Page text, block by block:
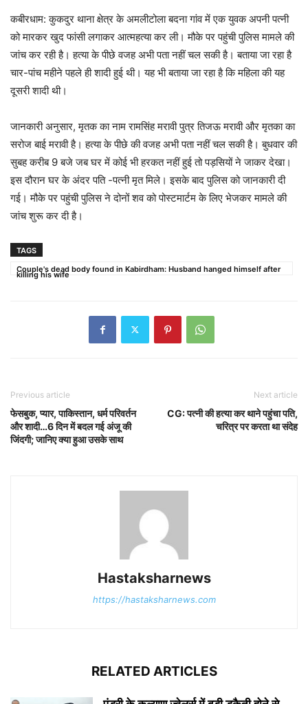
कबीरधाम: कुकदुर थाना क्षेत्र के अमलीटोला बदना गांव में एक युवक अपनी पत्नी
को मारकर खुद फांसी लगाकर आत्महत्या कर ली। मौके पर पहुंची पुलिस मामले की
जांच कर रही है। हत्या के पीछे वजह अभी पता नहीं चल सकी है। बताया जा रहा है
चार-पांच महीने पहले ही शादी हुई थी। यह भी बताया जा रहा है कि महिला की यह
दूसरी शादी थी।
जानकारी अनुसार, मृतक का नाम रामसिंह मरावी पुत्र तिजऊ मरावी और मृतका का
सरोज बाई मरावी है। हत्या के पीछे की वजह अभी पता नहीं चल सकी है। बुधवार की
सुबह करीब 9 बजे जब घर में कोई भी हरकत नहीं हुई तो पड़सियों ने जाकर देखा।
इस दौरान घर के अंदर पति -पत्नी मृत मिले। इसके बाद पुलिस को जानकारी दी
गई। मौके पर पहुंची पुलिस ने दोनों शव को पोस्टमार्टम के लिए भेजकर मामले की
जांच शुरू कर दी है।
TAGS
Couple's dead body found in Kabirdham: Husband hanged himself after
killing his wife
Previous article
फेसबुक, प्यार, पाकिस्तान, धर्म परिवर्तन
और शादी…6 दिन में बदल गई अंजू की
जिंदगी; जानिए क्या हुआ उसके साथ
Next article
CG: पत्नी की हत्या कर थाने पहुंचा पति,
चरित्र पर करता था संदेह
Hastaksharnews
https://hastaksharnews.com
RELATED ARTICLES